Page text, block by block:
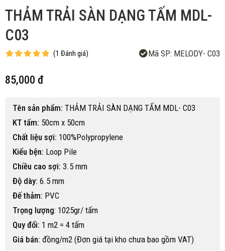
THẢM TRẢI SÀN DẠNG TẤM MDL-
C03
(1 Đánh giá) Mã SP: MELODY- C03
85,000 đ
Tên sản phẩm: THẢM TRẢI SÀN DẠNG TẤM MDL- C03
KT tấm: 50cm x 50cm
Chất liệu sợi: 100%Polypropylene
Kiểu bện: Loop Pile
Chiều cao sợi: 3.5 mm
Độ dày: 6.5 mm
Đế thảm: PVC
Trọng lượng: 1025gr/ tấm
Quy đổi: 1 m2 = 4 tấm
Giá bán: đồng/m2 (Đơn giá tại kho chưa bao gồm VAT)